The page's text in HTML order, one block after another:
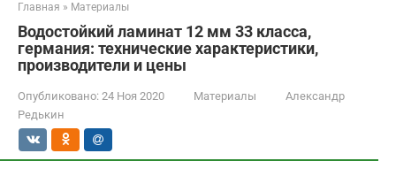
Главная » Материалы
Водостойкий ламинат 12 мм 33 класса,
германия: технические характеристики,
производители и цены
Опубликовано: 24 Ноя 2020 Материалы
Александр
Редькин